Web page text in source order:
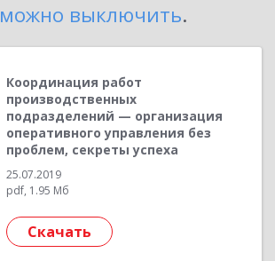
можно выключить.
Координация работ
производственных
подразделений — организация
оперативного управления без
проблем, секреты успеха
25.07.2019
pdf, 1.95 Мб
Скачать